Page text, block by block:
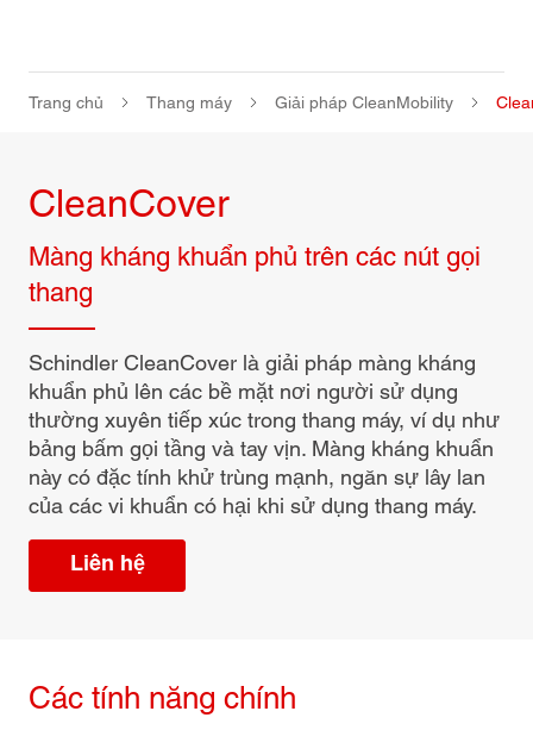
Trang chủ Thang máy Giải pháp CleanMobility
CleanCover
Màng kháng khuẩn phủ trên các nút gọi
thang
Schindler CleanCover là giải pháp màng kháng
khuẩn phủ lên các bề mặt nơi người sử dụng
thường xuyên tiếp xúc trong thang máy, ví dụ như
bảng bấm gọi tầng và tay vịn. Màng kháng khuẩn
này có đặc tính khử trùng mạnh, ngăn sự lây lan
của các vi khuẩn có hại khi sử dụng thang máy.
Liên hệ
Các tính năng chính